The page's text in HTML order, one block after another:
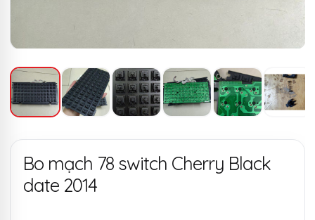
Bo mạch 78 switch Cherry Black
date 2014